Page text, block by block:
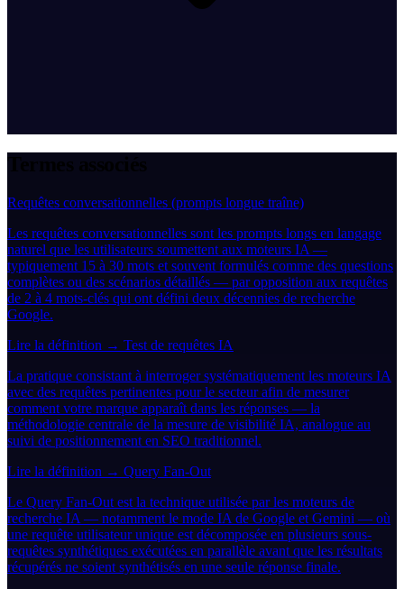
Requêtes conversationnelles (prompts longue traîne)
Les requêtes conversationnelles sont les prompts longs en langage
naturel que les utilisateurs soumettent aux moteurs IA —
typiquement 15 à 30 mots et souvent formulés comme des questions
complètes ou des scénarios détaillés — par opposition aux requêtes
de 2 à 4 mots-clés qui ont défini deux décennies de recherche
Google.
Lire la définition → Test de requêtes IA
La pratique consistant à interroger systématiquement les moteurs IA
avec des requêtes pertinentes pour le secteur afin de mesurer
comment votre marque apparaît dans les réponses — la
méthodologie centrale de la mesure de visibilité IA, analogue au
suivi de positionnement en SEO traditionnel.
Lire la définition → Query Fan-Out
Le Query Fan-Out est la technique utilisée par les moteurs de
recherche IA — notamment le mode IA de Google et Gemini — où
une requête utilisateur unique est décomposée en plusieurs sous-
requêtes synthétiques exécutées en parallèle avant que les résultats
récupérés ne soient synthétisés en une seule réponse finale.